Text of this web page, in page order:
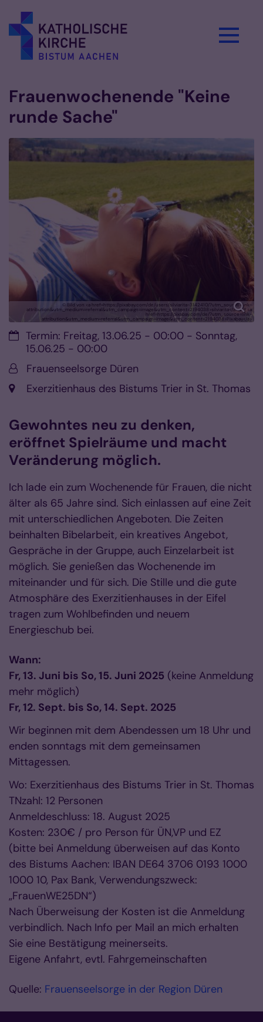
Frauenwochenende "Keine
runde Sache"
© Bild von <a href=https://pixabay.com/de/users/silviarita-3142410/?utm_source=link-
attribution&utm_medium=referral&utm_campaign=image&utm_content=2194038>silviarita</a> auf <a
href=https://pixabay.com/de/?utm_source=link-
attribution&utm_medium=referral&utm_campaign=image&utm_content=2194038>Pixabay</a>
Datum:Termin: Freitag, 13.06.25 - 00:00 - Sonntag,
15.06.25 - 00:00
Von:Frauenseelsorge Düren
Ort: Exerzitienhaus des Bistums Trier in St. Thomas
Gewohntes neu zu denken,
eröffnet Spielräume und macht
Veränderung möglich.
Ich lade ein zum Wochenende für Frauen, die nicht
älter als 65 Jahre sind. Sich einlassen auf eine Zeit
mit unterschiedlichen Angeboten. Die Zeiten
beinhalten Bibelarbeit, ein kreatives Angebot,
Gespräche in der Gruppe, auch Einzelarbeit ist
möglich. Sie genießen das Wochenende im
miteinander und für sich. Die Stille und die gute
Atmosphäre des Exerzitienhauses in der Eifel
tragen zum Wohlbefinden und neuem
Energieschub bei.
Wann:
Fr, 13. Juni bis So, 15. Juni 2025 (keine Anmeldung
mehr möglich)
Fr, 12. Sept. bis So, 14. Sept. 2025
Wir beginnen mit dem Abendessen um 18 Uhr und
enden sonntags mit dem gemeinsamen
Mittagessen.
Wo: Exerzitienhaus des Bistums Trier in St. Thomas
TNzahl: 12 Personen
Anmeldeschluss: 18. August 2025
Kosten: 230€ / pro Person für ÜN,VP und EZ
(bitte bei Anmeldung überweisen auf das Konto
des Bistums Aachen: IBAN DE64 3706 0193 1000
1000 10, Pax Bank, Verwendungszweck:
„FrauenWE25DN“)
Nach Überweisung der Kosten ist die Anmeldung
verbindlich. Nach Info per Mail an mich erhalten
Sie eine Bestätigung meinerseits.
Eigene Anfahrt, evtl. Fahrgemeinschaften
Quelle: Frauenseelsorge in der Region Düren